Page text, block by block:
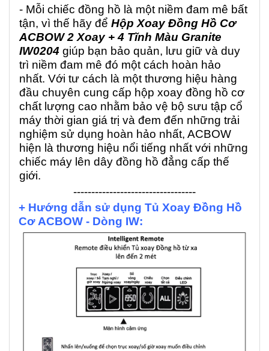
- Mỗi chiếc đồng hồ là một niềm đam mê bất
tận, vì thế hãy để Hộp Xoay Đồng Hồ Cơ
ACBOW 2 Xoay + 4 Tĩnh Màu Granite
IW0204 giúp bạn bảo quản, lưu giữ và duy
trì niềm đam mê đó một cách hoàn hảo
nhất. Với tư cách là một thương hiệu hàng
đầu chuyên cung cấp hộp xoay đồng hồ cơ
chất lượng cao nhằm bảo vệ bộ sưu tập cổ
máy thời gian giá trị và đem đến những trải
nghiệm sử dụng hoàn hảo nhất, ACBOW
hiện là thương hiệu nổi tiếng nhất với những
chiếc máy lên dây đồng hồ đẳng cấp thế
giới.
----------------------------------
+ Hướng dẫn sử dụng Tủ Xoay Đồng Hồ
Cơ ACBOW - Dòng IW: